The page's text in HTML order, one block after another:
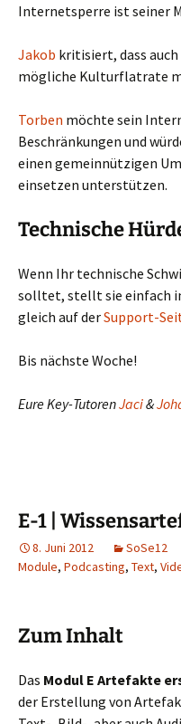
Internetsperre ist seiner
Jakob kritisiert, dass
mögliche Kulturflatrate
Torben möchte sein
Beschränkungen und
einen gemeinnützigen
einsetzen unterstützen.
Technische
Wenn Ihr technische
solltet, stellt sie einfach
gleich auf derSupport-
Bis nächste Woche!
Eure Key-TutorenJaci&
E-1 |
8. Juni 2012 SoSe12
Module, Podcasting, Text,
Zum Inhalt
Das Modul E Artefakte
der Erstellung von